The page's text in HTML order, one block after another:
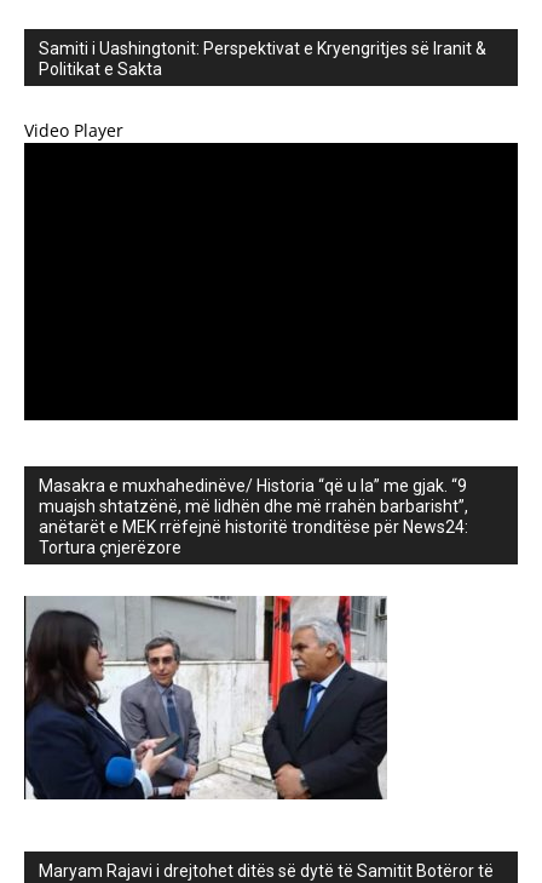
Samiti i Uashingtonit: Perspektivat e Kryengritjes së Iranit &
Politikat e Sakta
Video Player
Masakra e muxhahedinëve/ Historia “që u la” me gjak. “9
muajsh shtatzënë, më lidhën dhe më rrahën barbarisht”,
anëtarët e MEK rrëfejnë historitë tronditëse për News24:
Tortura çnjerëzore
Maryam Rajavi i drejtohet ditës së dytë të Samitit Botëror të